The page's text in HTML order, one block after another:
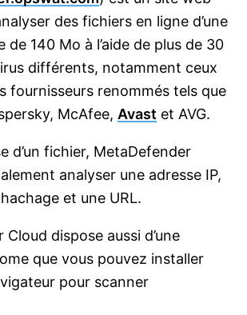
des fichiers en ligne d’une
de 140 Mo à l’aide de plus de 30
différents, notamment ceux
fournisseurs renommés tels que
McAfee,Avast et AVG.
d’un fichier, MetaDefender
analyser une adresse IP,
et une URL.
dispose aussi d’une
que vous pouvez installer
pour scanner